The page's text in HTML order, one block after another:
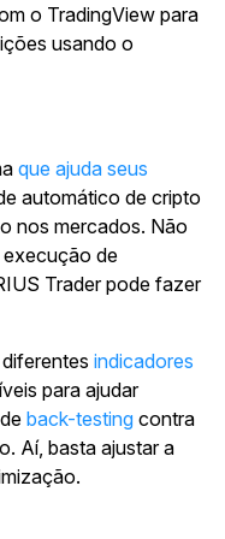
o TradingView para
usando o
que ajuda seus
automático de cripto
nos mercados. Não
de
Trader pode fazer
indicadores
para ajudar
back-testing contra
Aí, basta ajustar a